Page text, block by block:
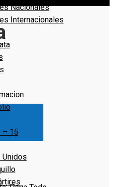
Nacionales
Internacionales
– 15
Unidos